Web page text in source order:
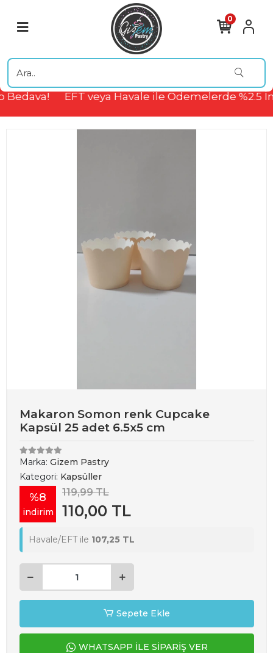
EFT veya Havale ile Ödemelerde %2.5
0
Makaron Somon renk Cupcake
Kapsül 25 adet 6.5x5 cm
Marka: Gizem Pastry
Kategori: Kapsüller
%8
indirim
119,99 TL
110,00 TL
Havale/EFT ile 107,25 TL
Sepete Ekle
WHATSAPP İLE SİPARİŞ VER